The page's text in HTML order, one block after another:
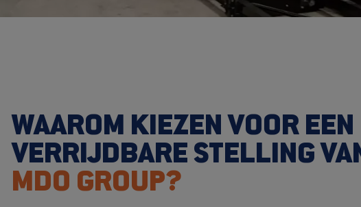
WAAROM KIEZEN VOOR EEN
VERRIJDBARE STELLING
MDO GROUP?